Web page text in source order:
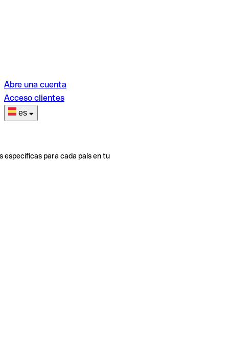
Abre una cuenta
Acceso clientes
es
específicas para cada país en tu